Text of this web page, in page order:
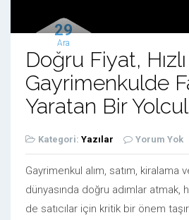
29
Ara
Doğru Fiyat,
Gayrimenkulde
Yaratan Bir
Kategori: Yazılar Yorum Yok
Gayrimenkul alım, satım, kiralama
dünyasında doğru adımlar atmak,
de satıcılar için kritik bir önem